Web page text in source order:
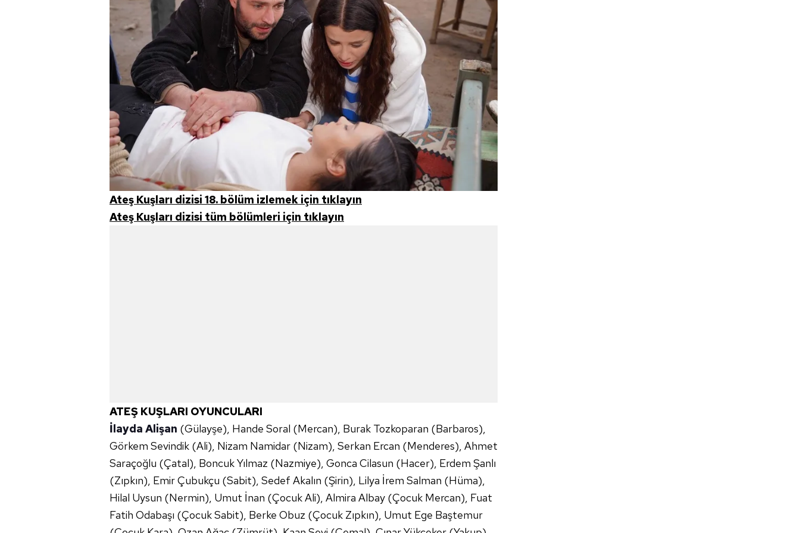
mevzuata uygun olarak kullanılan çerezlerle ilgili bilgi almak için lütfen
tıklayınız
Ateş Kuşları dizisi 18. bölüm izlemek için tıklayın
Ateş Kuşları dizisi tüm bölümleri için tıklayın
ATEŞ KUŞLARI OYUNCULARI
İlayda Alişan (Gülayşe), Hande Soral (Mercan), Burak Tozkoparan (Barbaros),
Görkem Sevindik (Ali), Nizam Namidar (Nizam), Serkan Ercan (Menderes), Ahmet
Saraçoğlu (Çatal), Boncuk Yılmaz (Nazmiye), Gonca Cilasun (Hacer), Erdem Şanlı
(Zıpkın), Emir Çubukçu (Sabit), Sedef Akalın (Şirin), Lilya İrem Salman (Hüma),
Hilal Uysun (Nermin), Umut İnan (Çocuk Ali), Almira Albay (Çocuk Mercan), Fuat
Fatih Odabaşı (Çocuk Sabit), Berke Obuz (Çocuk Zıpkın), Umut Ege Baştemur